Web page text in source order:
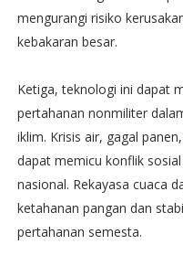
mengurangi risiko
kebakaran besar.
Ketiga, teknologi ini dapat
pertahanan nonmiliter
iklim. Krisis air, gagal
dapat memicu konflik
nasional. Rekayasa cuaca
ketahanan pangan dan
pertahanan semesta.